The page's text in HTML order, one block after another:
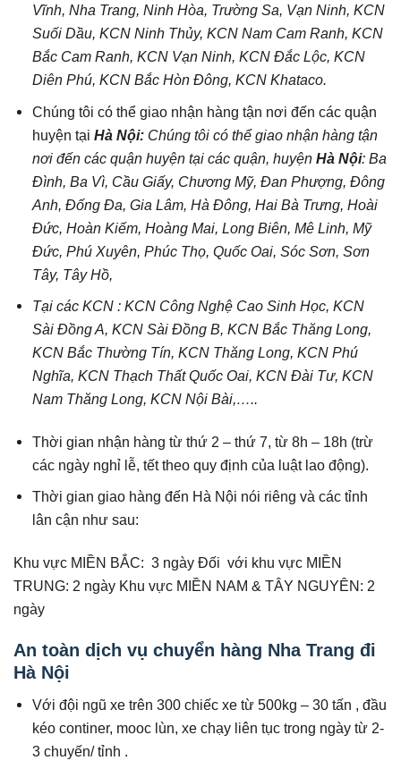
Vĩnh, Nha Trang, Ninh Hòa, Trường Sa, Vạn Ninh, KCN
Suối Dầu, KCN Ninh Thủy, KCN Nam Cam Ranh, KCN
Bắc Cam Ranh, KCN Vạn Ninh, KCN Đắc Lộc, KCN
Diên Phú, KCN Bắc Hòn Đông, KCN Khataco.
Chúng tôi có thể giao nhận hàng tận nơi đến các quận
huyện tại Hà Nội: Chúng tôi có thể giao nhận hàng tận
nơi đến các quận huyện tại các quận, huyệnHà Nội: Ba
Đình, Ba Vì, Cầu Giấy, Chương Mỹ, Đan Phượng, Đông
Anh, Đống Đa, Gia Lâm, Hà Đông, Hai Bà Trưng, Hoài
Đức, Hoàn Kiếm, Hoàng Mai, Long Biên, Mê Linh, Mỹ
Đức, Phú Xuyên, Phúc Thọ, Quốc Oai, Sóc Sơn, Sơn
Tây, Tây Hồ,
Tại các KCN : KCN Công Nghệ Cao Sinh Học, KCN
Sài Đồng A, KCN Sài Đồng B, KCN Bắc Thăng Long,
KCN Bắc Thường Tín, KCN Thăng Long, KCN Phú
Nghĩa, KCN Thạch Thất Quốc Oai, KCN Đài Tư, KCN
Nam Thăng Long, KCN Nội Bài,…..
Thời gian nhận hàng từ thứ 2 – thứ 7, từ 8h – 18h (trừ
các ngày nghỉ lễ, tết theo quy định của luật lao động).
Thời gian giao hàng đến Hà Nội nói riêng và các tỉnh
lân cận như sau:
Khu vực MIỀN BẮC: 3 ngày Đối với khu vực MIỀN
TRUNG: 2 ngày Khu vực MIỀN NAM & TÂY NGUYÊN: 2
ngày
An toàn dịch vụ chuyển hàng Nha Trang đi
Hà Nội
Với đội ngũ xe trên 300 chiếc xe từ 500kg – 30 tấn , đầu
kéo continer, mooc lùn, xe chạy liên tục trong ngày từ 2-
3 chuyến/ tỉnh .